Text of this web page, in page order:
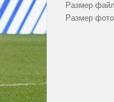
Размер
Размер